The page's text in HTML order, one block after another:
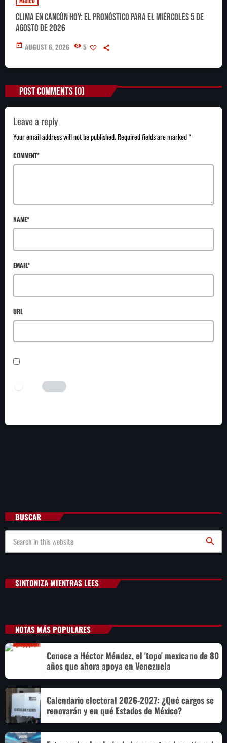
Clima en Cancún hoy: el pronóstico para el miércoles 5 de
agosto de 2026
today AUGUST 6, 2026 5
POST COMMENTS (0)
Leave a reply
Your email address will not be published. Required fields are marked *
COMMENT*
NAME*
EMAIL*
URL
I AM HUMAN
BUSCAR
search
SINTONIZA MIENTRAS LEES
NOTAS MÁS POPULARES
Conoce a Héctor Méndez, el 'topo' mexicano de 80
años que ahora apoya en Venezuela
Calendario electoral 2026-2027: ¿Qué cargos se
renovarán y en qué Estados de México?